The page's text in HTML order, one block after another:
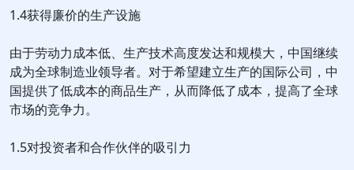
1.4获得廉价的生产设施
由于劳动力成本低、生产技术高度发达和规模大，中国继续
成为全球制造业领导者。对于希望建立生产的国际公司，中
国提供了低成本的商品生产，从而降低了成本，提高了全球
市场的竞争力。
1.5对投资者和合作伙伴的吸引力